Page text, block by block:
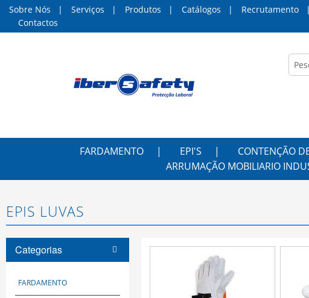
Sobre Nós Serviços Produtos Catálogos Recrutamento
Contactos
FARDAMENTO EPI'S CONTENÇÃO
ARRUMAÇÃO MOBILIARIO
EPIS LUVAS
Categorias
FARDAMENTO